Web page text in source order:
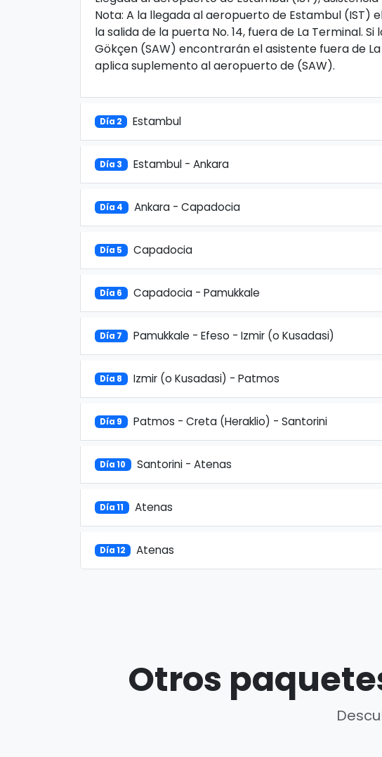
Nota: A la llegada al aeropuerto de Estambul (IST)
la salida de la puerta No. 14, fuera de La Terminal.
Gökçen (SAW) encontrarán el asistente fuera de La
aplica suplemento al aeropuerto de (SAW).
Día 2 Estambul
Día 3 Estambul - Ankara
Día 4 Ankara - Capadocia
Día 5 Capadocia
Día 6 Capadocia - Pamukkale
Día 7 Pamukkale - Efeso - Izmir (o Kusadasi)
Día 8 Izmir (o Kusadasi) - Patmos
Día 9 Patmos - Creta (Heraklio) - Santorini
Día 10 Santorini - Atenas
Día 11 Atenas
Día 12 Atenas
Otros